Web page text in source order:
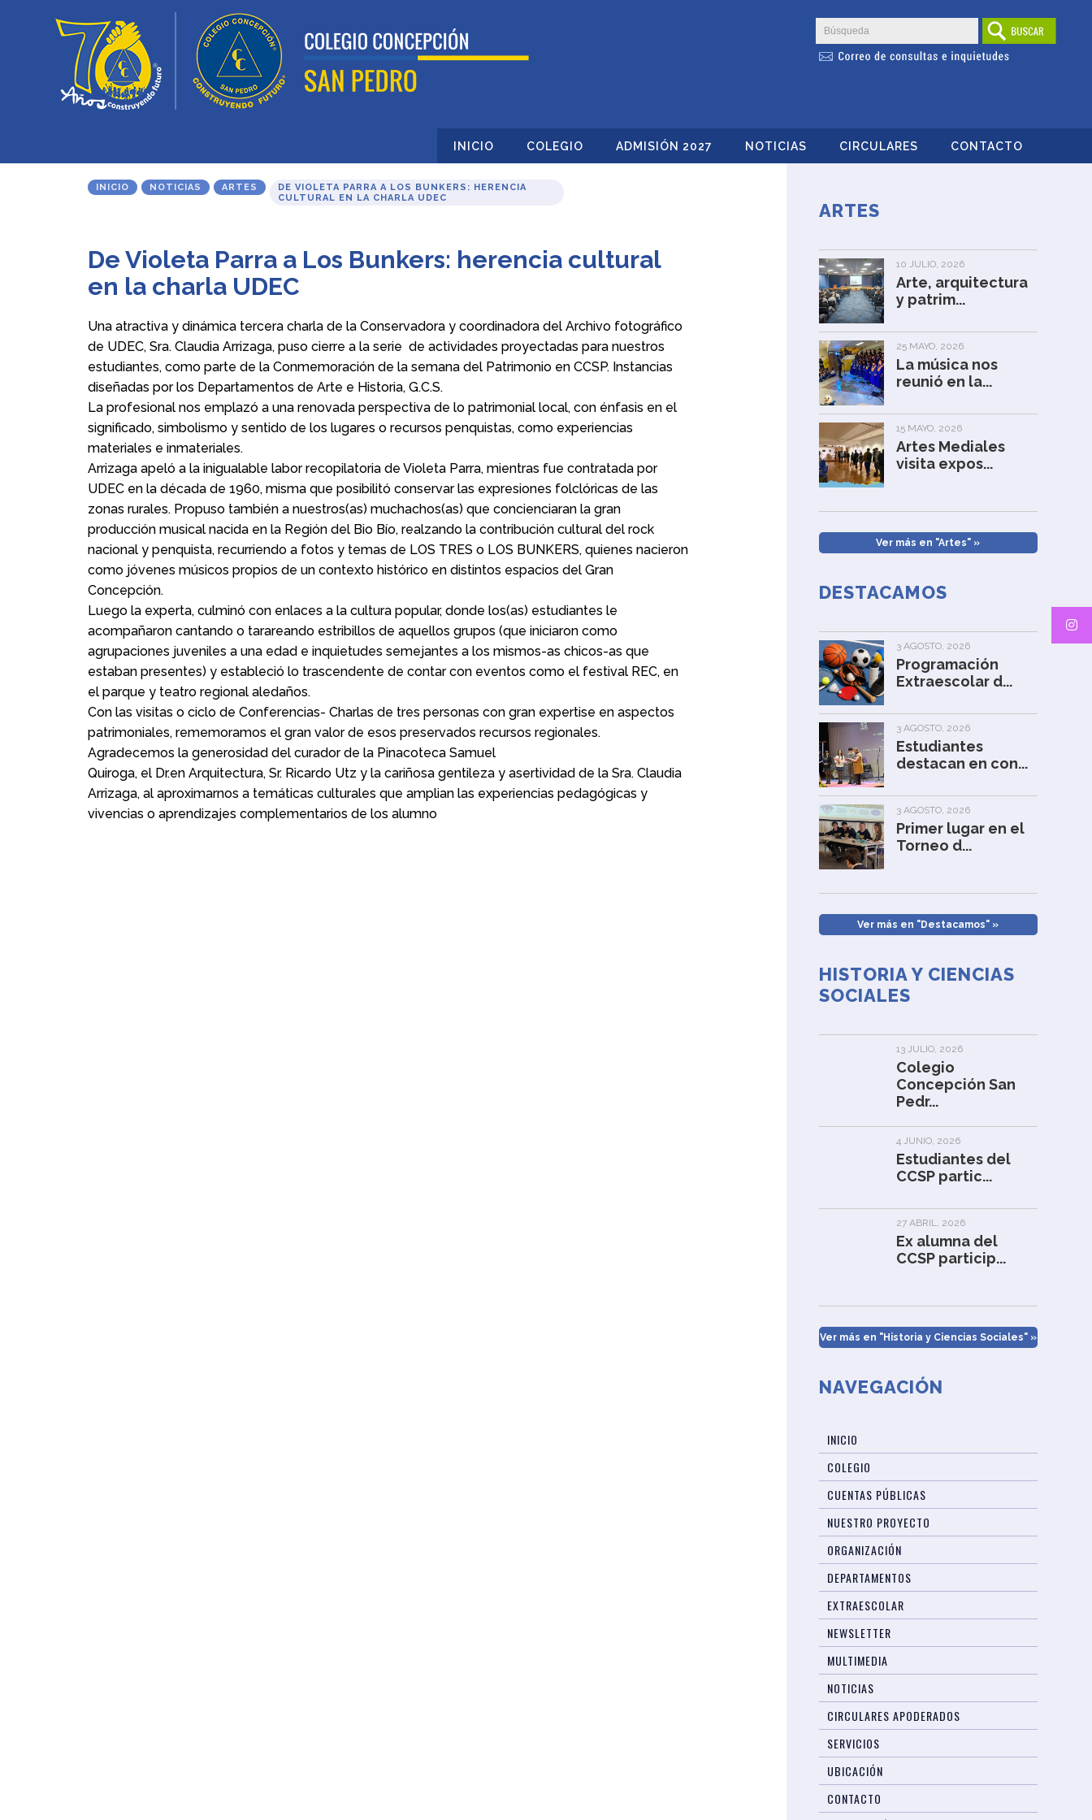
INICIO COLEGIO ADMISIÓN 2027 NOTICIAS CIRCULARES CONTACTO
INICIO NOTICIAS ARTES
DE VIOLETA PARRA A LOS BUNKERS: HERENCIA
CULTURAL EN LA CHARLA UDEC
De Violeta Parra a Los Bunkers: herencia cultural
en la charla UDEC
Una atractiva y dinámica tercera charla de la Conservadora y coordinadora del Archivo fotográfico
de UDEC, Sra. Claudia Arrizaga, puso cierre a la serie de actividades proyectadas para nuestros
estudiantes, como parte de la Conmemoración de la semana del Patrimonio en CCSP. Instancias
diseñadas por los Departamentos de Arte e Historia, G.C.S.
La profesional nos emplazó a una renovada perspectiva de lo patrimonial local, con énfasis en el
significado, simbolismo y sentido de los lugares o recursos penquistas, como experiencias
materiales e inmateriales.
Arrizaga apeló a la inigualable labor recopilatoria de Violeta Parra, mientras fue contratada por
UDEC en la década de 1960, misma que posibilitó conservar las expresiones folclóricas de las
zonas rurales. Propuso también a nuestros(as) muchachos(as) que concienciaran la gran
producción musical nacida en la Región del Bio Bío, realzando la contribución cultural del rock
nacional y penquista, recurriendo a fotos y temas de LOS TRES o LOS BUNKERS, quienes nacieron
como jóvenes músicos propios de un contexto histórico en distintos espacios del Gran
Concepción.
Luego la experta, culminó con enlaces a la cultura popular, donde los(as) estudiantes le
acompañaron cantando o tarareando estribillos de aquellos grupos (que iniciaron como
agrupaciones juveniles a una edad e inquietudes semejantes a los mismos-as chicos-as que
estaban presentes) y estableció lo trascendente de contar con eventos como el festival REC, en
el parque y teatro regional aledaños.
Con las visitas o ciclo de Conferencias- Charlas de tres personas con gran expertise en aspectos
patrimoniales, rememoramos el gran valor de esos preservados recursos regionales.
Agradecemos la generosidad del curador de la Pinacoteca Samuel
Quiroga, el Dr.en Arquitectura, Sr. Ricardo Utz y la cariñosa gentileza y asertividad de la Sra. Claudia
Arrizaga, al aproximarnos a temáticas culturales que amplian las experiencias pedagógicas y
vivencias o aprendizajes complementarios de los alumno
ARTES
10 JULIO, 2026
Arte, arquitectura
y patrim...
25 MAYO, 2026
La música nos
reunió en la...
15 MAYO, 2026
Artes Mediales
visita expos...
Ver más en "Artes" »
DESTACAMOS
3 AGOSTO, 2026
Programación
Extraescolar d...
3 AGOSTO, 2026
Estudiantes
destacan en con...
3 AGOSTO, 2026
Primer lugar en el
Torneo d...
Ver más en "Destacamos" »
HISTORIA Y CIENCIAS
SOCIALES
13 JULIO, 2026
Colegio
Concepción San
Pedr...
4 JUNIO, 2026
Estudiantes del
CCSP partic...
27 ABRIL, 2026
Ex alumna del
CCSP particip...
Ver más en "Historia y Ciencias Sociales" »
NAVEGACIÓN
INICIO
COLEGIO
CUENTAS PÚBLICAS
NUESTRO PROYECTO
ORGANIZACIÓN
DEPARTAMENTOS
EXTRAESCOLAR
NEWSLETTER
MULTIMEDIA
NOTICIAS
CIRCULARES APODERADOS
SERVICIOS
UBICACIÓN
CONTACTO